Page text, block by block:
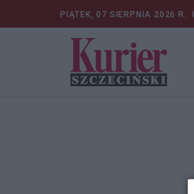
PIĄTEK, 07 SIERPNIA 2026 R.